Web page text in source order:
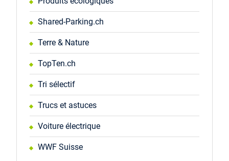
Shared-Parking.ch
Terre & Nature
TopTen.ch
Tri sélectif
Trucs et astuces
Voiture électrique
WWF Suisse